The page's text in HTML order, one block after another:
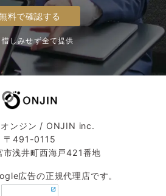
料で確認する
惜しみせず全て提供
オンジン / ONJIN inc.
〒491-0115
市浅井町西海戸421番地
広告の正規代理店です。